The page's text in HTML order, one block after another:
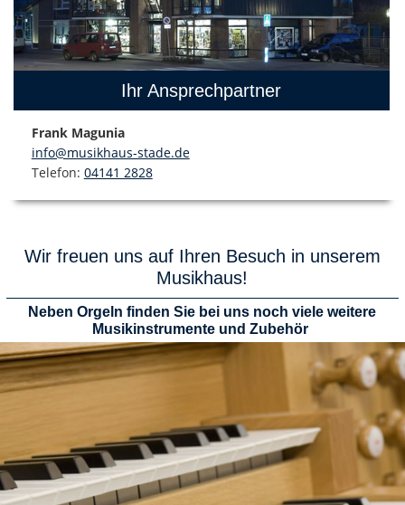
Ihr Ansprechpartner
Frank Magunia
info@musikhaus-stade.de
Telefon: 04141 2828
Wir freuen uns auf Ihren Besuch in unserem
Musikhaus!
Neben Orgeln finden Sie bei uns noch viele weitere
Musikinstrumente und Zubehör